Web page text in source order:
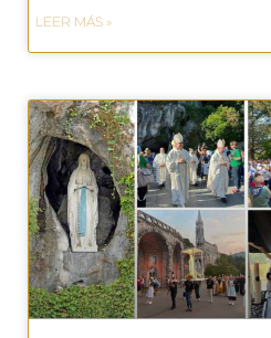
LEER MÁS »